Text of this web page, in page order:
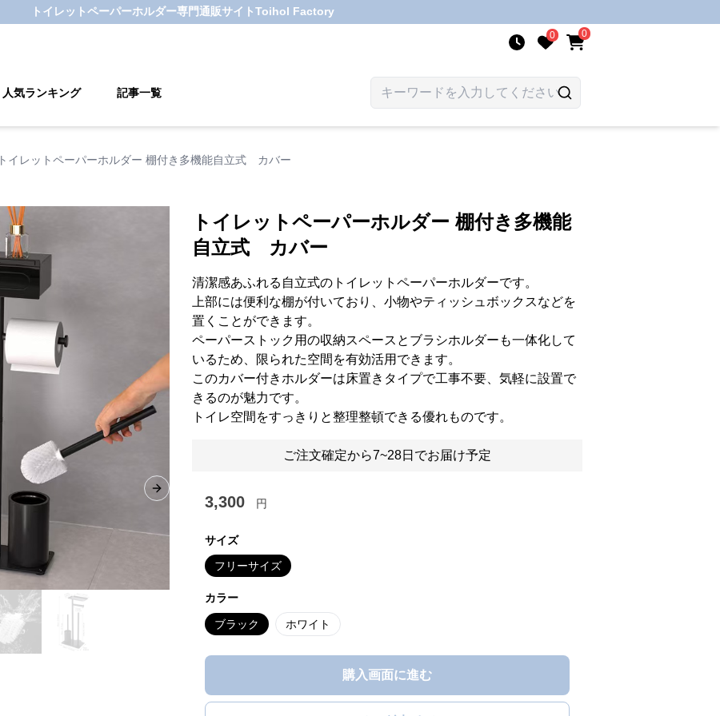
トイレットペーパーホルダー専門通販サイトToihol Factory
0 0
人気ランキング 記事一覧
トイレットペーパーホルダー 棚付き多機能自立式 カバー
Next slide
トイレットペーパーホルダー 棚付き多機能
自立式 カバー
清潔感あふれる自立式のトイレットペーパーホルダーです。
上部には便利な棚が付いており、小物やティッシュボックスなどを
置くことができます。
ペーパーストック用の収納スペースとブラシホルダーも一体化して
いるため、限られた空間を有効活用できます。
このカバー付きホルダーは床置きタイプで工事不要、気軽に設置で
きるのが魅力です。
トイレ空間をすっきりと整理整頓できる優れものです。
ご注文確定から7~28日でお届け予定
3,300 円
サイズ
フリーサイズ
カラー
ブラック ホワイト
購入画面に進む